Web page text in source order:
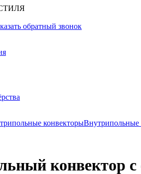
обратный звонок
конвекторыВнутрипольные
конвектор с